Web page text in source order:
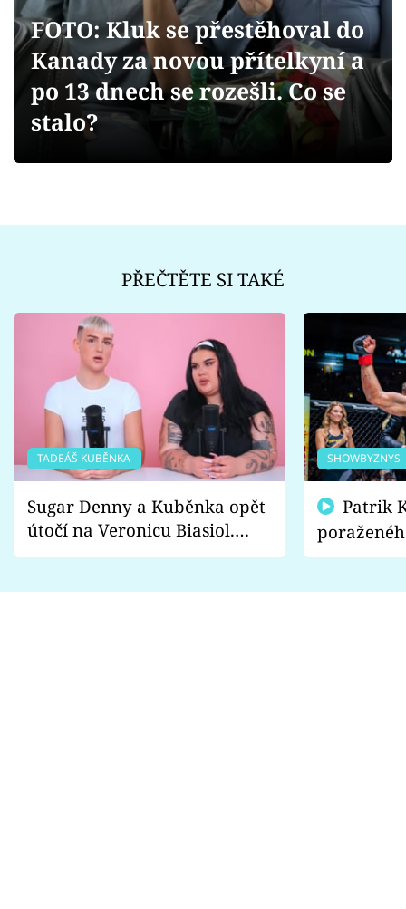
Videa
Sledujte prima+
FOTO: Kluk se přestěhoval do
Kanady za novou přítelkyní a
po 13 dnech se rozešli. Co se
stalo?
PŘEČTĚTE SI TAKÉ
TADEÁŠ KUBĚNKA
Sugar Denny a Kuběnka opět
útočí na Veronicu Biasiol.
Proč je podle nich falešná a
SHOWBYZNYS
fanoušci